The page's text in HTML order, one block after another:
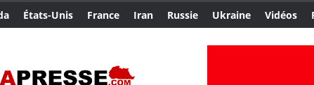
États-Unis France Iran Russie Ukraine Vidéos